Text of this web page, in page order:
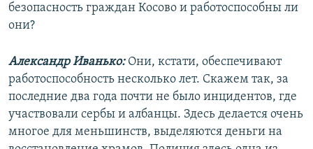
безопасность граждан Косово и работоспособны ли
они?
Александр Иванько: Они, кстати, обеспечивают
работоспособность несколько лет. Скажем так, за
последние два года почти не было инцидентов, где
участвовали сербы и албанцы. Здесь делается очень
многое для меньшинств, выделяются деньги на